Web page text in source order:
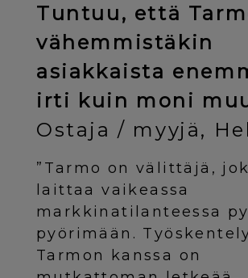
Tuntuu, että
vähemmistäkin
asiakkaista
irti kuin moni
Ostaja / myyjä,
”Tarmo on välittäjä,
laittaa vaikeassa
markkinatilanteessa
pyörimään.
Tarmon kanssa on